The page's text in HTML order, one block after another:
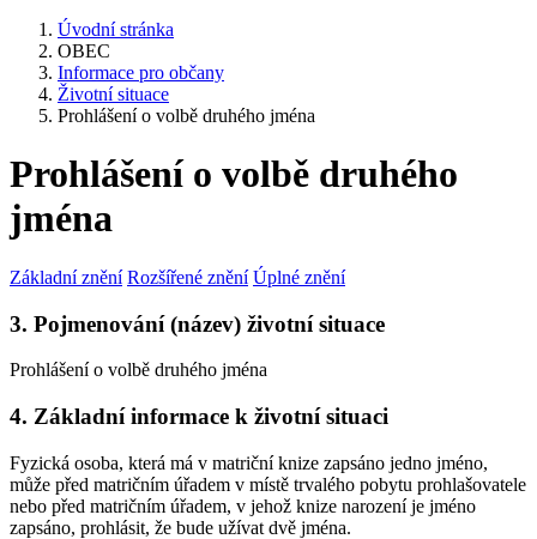
Úvodní stránka
OBEC
Informace pro občany
Životní situace
Prohlášení o volbě druhého jména
Prohlášení o volbě druhého
jména
Základní znění Rozšířené znění Úplné znění
3. Pojmenování (název) životní situace
Prohlášení o volbě druhého jména
4. Základní informace k životní situaci
Fyzická osoba, která má v matriční knize zapsáno jedno jméno,
může před matričním úřadem v místě trvalého pobytu prohlašovatele
nebo před matričním úřadem, v jehož knize narození je jméno
zapsáno, prohlásit, že bude užívat dvě jména.